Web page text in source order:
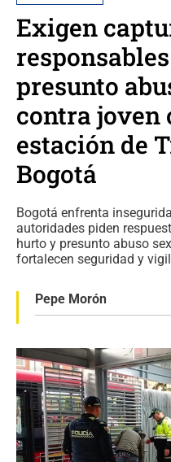
Exigen
presunto
contra joven
estación de
Bogotá
Bogotá enfrenta
autoridades piden
hurto y presunto abuso
fortalecen seguridad y
Pepe Morón